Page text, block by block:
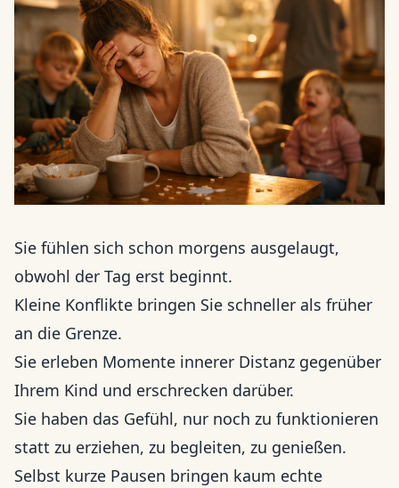
Sie fühlen sich schon morgens ausgelaugt,
obwohl der Tag erst beginnt.
Kleine Konflikte bringen Sie schneller als früher
an die Grenze.
Sie erleben Momente innerer Distanz gegenüber
Ihrem Kind und erschrecken darüber.
Sie haben das Gefühl, nur noch zu funktionieren
statt zu erziehen, zu begleiten, zu genießen.
Selbst kurze Pausen bringen kaum echte